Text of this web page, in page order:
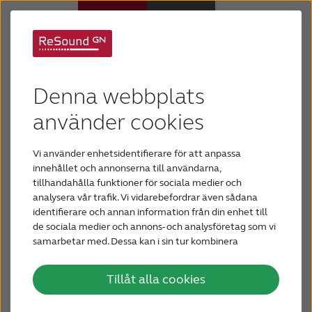
Denna webbplats
använder cookies
Vi använder enhetsidentifierare för att anpassa
innehållet och annonserna till användarna,
tillhandahålla funktioner för sociala medier och
analysera vår trafik. Vi vidarebefordrar även sådana
identifierare och annan information från din enhet till
de sociala medier och annons- och analysföretag som vi
samarbetar med. Dessa kan i sin tur kombinera
tillhandahållit eller som de har samlat in när du har
använt deras tjänster.Tillåt alla cookies
Om nedsatt hörsel
Hjälp
Varför ReSound?
Blogg
KONTAKTA OSS
Din blogg om hörsel
Nyfiken på hur det är
att samarbeta med
Google?
Vill du veta hur det är att utveckla något
tillsammans med Google så läs den här intervjun
med Thorkild Find Pedersen, Principal